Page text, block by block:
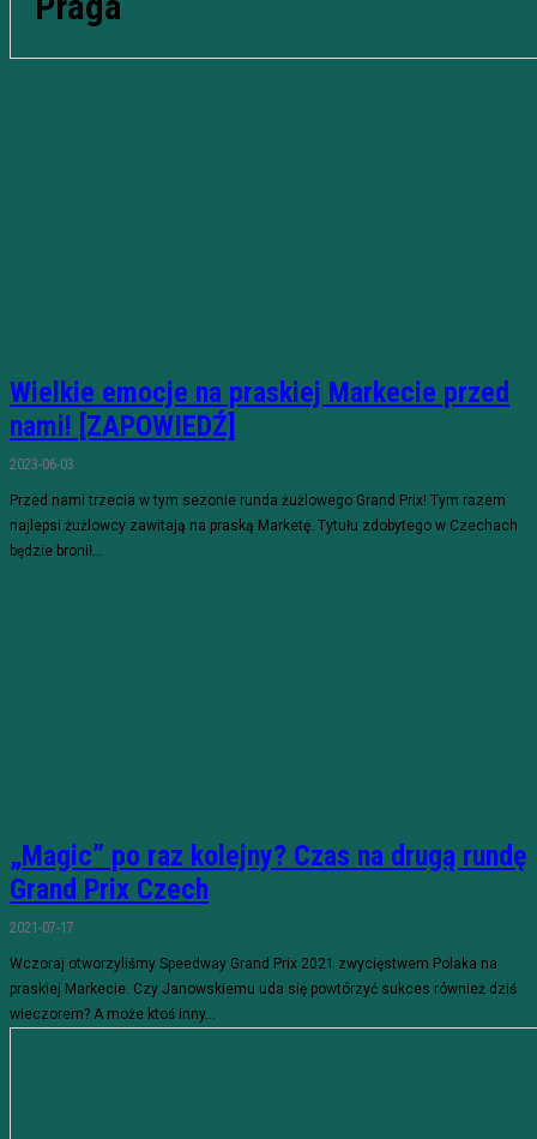
Wielkie emocje na praskiej Markecie przed
nami! [ZAPOWIEDŹ]
2023-06-03
Przed nami trzecia w tym sezonie runda żużlowego Grand Prix! Tym razem
najlepsi żużlowcy zawitają na praską Marketę. Tytułu zdobytego w Czechach
będzie bronił...
„Magic” po raz kolejny? Czas na drugą rundę
Grand Prix Czech
2021-07-17
Wczoraj otworzyliśmy Speedway Grand Prix 2021 zwycięstwem Polaka na
praskiej Markecie. Czy Janowskiemu uda się powtórzyć sukces również dziś
wieczorem? A może ktoś inny...